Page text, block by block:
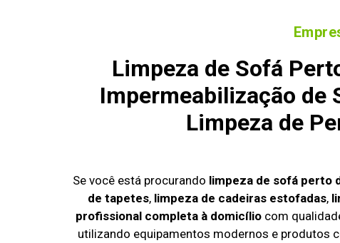
Limpeza de Sofá
Impermeabilização de
Limpeza de
Se você está procurando limpeza de sofá perto
de tapetes, limpeza de cadeiras estofadas,
profissional completa à domicíliocom
utilizando equipamentos modernos e produtos